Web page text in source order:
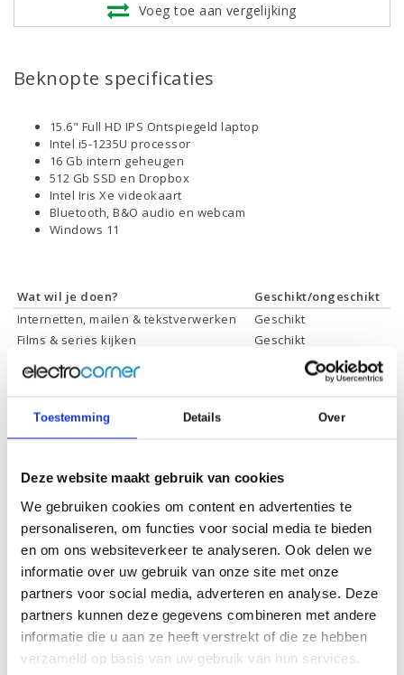
Toestemming Details Over
Deze website maakt gebruik van cookies
We gebruiken cookies om content en advertenties te
personaliseren, om functies voor social media te bieden
en om ons websiteverkeer te analyseren. Ook delen we
informatie over uw gebruik van onze site met onze
partners voor social media, adverteren en analyse. Deze
partners kunnen deze gegevens combineren met andere
informatie die u aan ze heeft verstrekt of die ze hebben
verzameld op basis van uw gebruik van hun services.
Voeg toe aan vergelijking
Beknopte specificaties
15.6" Full HD IPS Ontspiegeld laptop
Intel i5-1235U processor
16 Gb intern geheugen
512 Gb SSD en Dropbox
Intel Iris Xe videokaart
Bluetooth, B&O audio en webcam
Windows 11
Wat wil je doen?
Geschikt/ongeschikt
Internetten, mailen & tekstverwerken
Geschikt
Films & series kijken
Geschikt
Foto's bewerken
Geschikt
Video's bewerken
Specificaties
15.6 inch (39,6 cm)
Scherm resolutie:
1920 x 1080 (Full HD)
Touchscreen:
-
Scherm reflectie:
Ontspiegeld